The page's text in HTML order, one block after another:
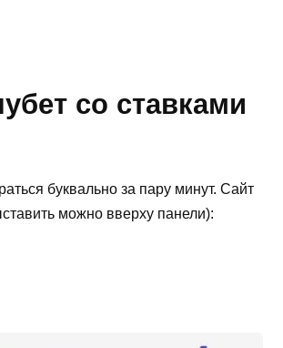
со ставками
буквально за пару минут. Сайт
можно вверху панели):